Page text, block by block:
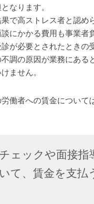
なります。
で高ストレス者と認め
にかかる費用も事業者
が必要とされたときの
調の原因が業務にある
ません。
働者への賃金について
ェックや面接指
て、賃金を支払